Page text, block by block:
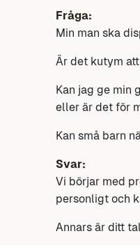
Fråga:
Min man ska
Är det kutym
Kan jag ge min
eller är det för
Kan små barn
Svar:
Vi börjar med
personligt och
Annars är ditt